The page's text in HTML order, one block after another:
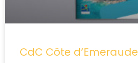
CdC Côte d’Emeraude